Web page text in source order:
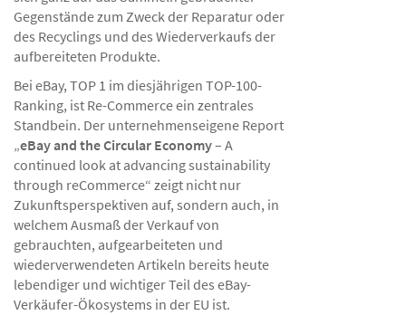
Gegenstände zum Zweck der Reparatur oder
des Recyclings und des Wiederverkaufs der
aufbereiteten Produkte.
Bei eBay, TOP 1 im diesjährigen TOP-100-
Ranking, ist Re-Commerce ein zentrales
Standbein. Der unternehmenseigene Report
„eBay and the Circular Economy– A
continued look at advancing sustainability
through reCommerce“ zeigt nicht nur
Zukunftsperspektiven auf, sondern auch, in
welchem Ausmaß der Verkauf von
gebrauchten, aufgearbeiteten und
wiederverwendeten Artikeln bereits heute
lebendiger und wichtiger Teil des eBay-
Verkäufer-Ökosystems in der EU ist.